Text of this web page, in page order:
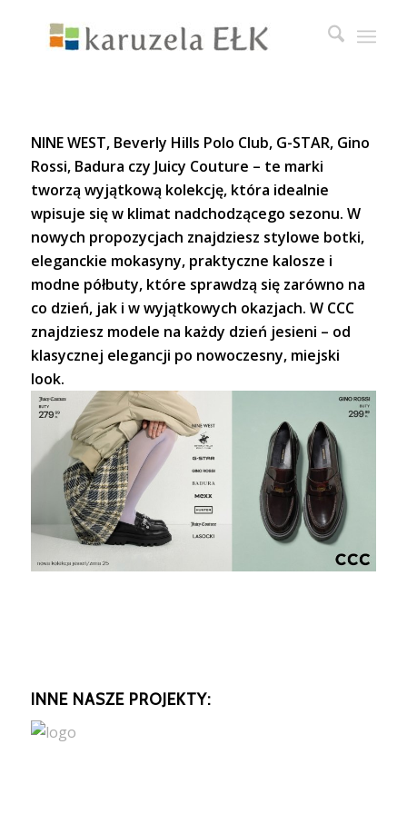
NINE WEST, Beverly Hills Polo Club, G-STAR, Gino
Rossi, Badura czy Juicy Couture – te marki
tworzą wyjątkową kolekcję, która idealnie
wpisuje się w klimat nadchodzącego sezonu. W
nowych propozycjach znajdziesz stylowe botki,
eleganckie mokasyny, praktyczne kalosze i
modne półbuty, które sprawdzą się zarówno na
co dzień, jak i w wyjątkowych okazjach. W CCC
znajdziesz modele na każdy dzień jesieni – od
klasycznej elegancji po nowoczesny, miejski
look.
INNE NASZE PROJEKTY: